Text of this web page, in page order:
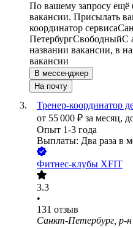
По вашему запросу ещё
вакансии. Присылать
координатор сервиса
ПетербургСвободныйС
названии вакансии, в
вакансии
В мессенджер
На почту
Тренер-координатор
от 55 000 ₽ за месяц,
Опыт 1-3 года
Выплаты: Два раза в
Фитнес-клубы XFIT
3.3
•
131 отзыв
Санкт-Петербург, р-н